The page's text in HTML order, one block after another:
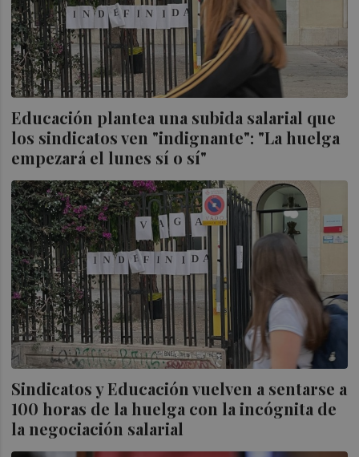
Educación plantea una subida salarial que
los sindicatos ven "indignante": "La huelga
empezará el lunes sí o sí"
Sindicatos y Educación vuelven a sentarse a
100 horas de la huelga con la incógnita de
la negociación salarial